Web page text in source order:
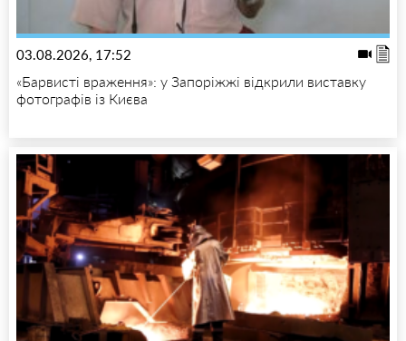
03.08.2026, 17:52
«Барвисті враження»: у Запоріжжі відкрили виставку
фотографів із Києва